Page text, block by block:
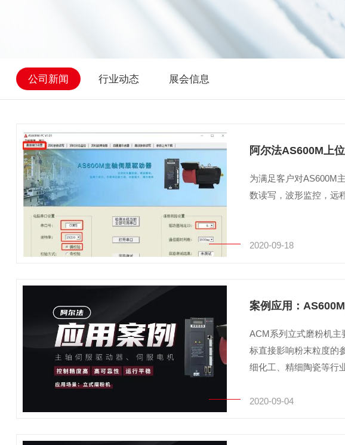
公司新闻 行业动态 展会信息
阿尔法AS600M上
为满足客户对AS600M
数读写，波形监控，远
2020-09-18
案例应用：
ACM系列立式磨粉机主
标直接影响粉末粒度的
细化工、精细陶瓷等行
2020-09-04